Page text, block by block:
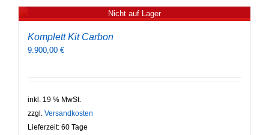
Nicht auf Lager
Komplett Kit Carbon
9.900,00 €
inkl. 19 % MwSt.
zzgl. Versandkosten
Lieferzeit: 60 Tage